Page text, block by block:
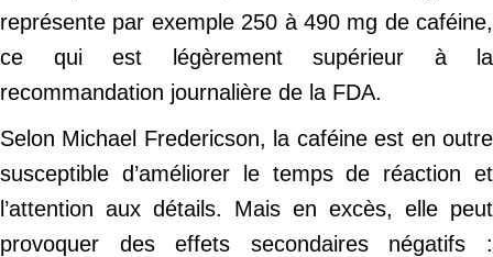
représente par exemple 250 à 490 mg de caféine,
ce qui est légèrement supérieur à la
recommandation journalière de la FDA.
Selon Michael Fredericson, la caféine est en outre
susceptible d’améliorer le temps de réaction et
l’attention aux détails. Mais en excès, elle peut
provoquer des effets secondaires négatifs :